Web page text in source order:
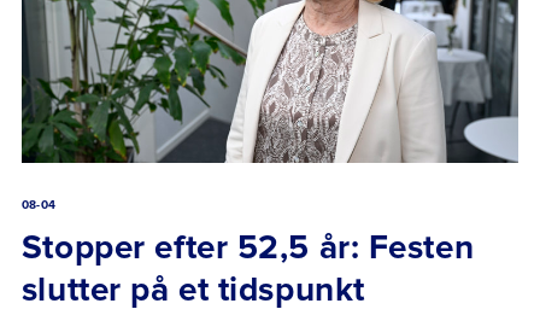
08-04
Stopper efter 52,5 år: Festen
slutter på et tidspunkt